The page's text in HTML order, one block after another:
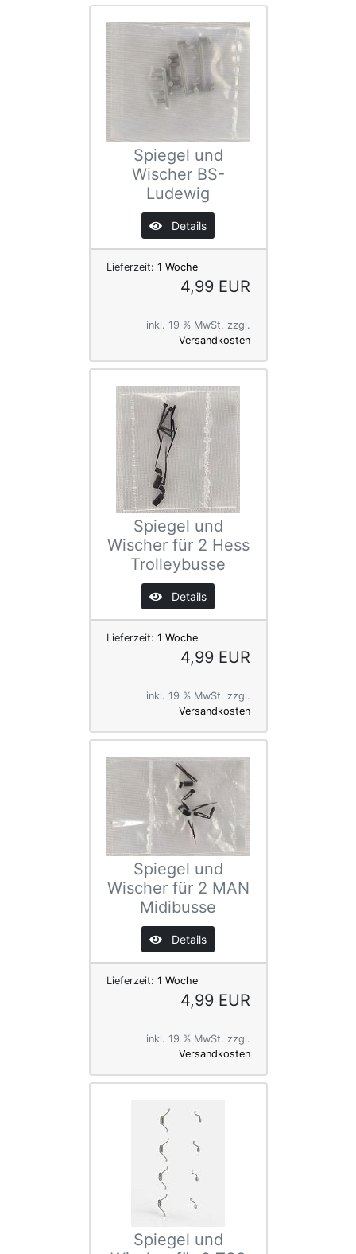
Spiegel und
Wischer BS-
Ludewig
Details
Lieferzeit: 1 Woche
4,99 EUR
inkl. 19 % MwSt. zzgl.
Versandkosten
Spiegel und
Wischer für 2 Hess
Trolleybusse
Details
Lieferzeit: 1 Woche
4,99 EUR
inkl. 19 % MwSt. zzgl.
Versandkosten
Spiegel und
Wischer für 2 MAN
Midibusse
Details
Lieferzeit: 1 Woche
4,99 EUR
inkl. 19 % MwSt. zzgl.
Versandkosten
Spiegel und